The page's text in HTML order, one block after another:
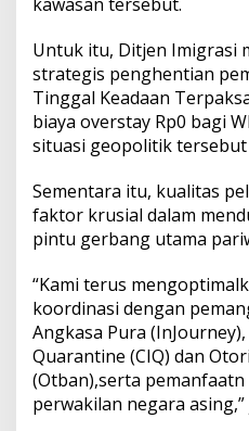
g
a
P
e
r
b
i
k
a
n
a
y
o
u
t
d
a
Untuk itu, Ditjen Imigrasi
strategis penghentian
Tinggal Keadaan
biaya overstay Rp0 bagi
situasi geopolitik tersebut
Sementara itu, kualitas
faktor krusial dalam
pintu gerbang utama
“Kami terus
koordinasi dengan
Angkasa Pura
Quarantine (CIQ) dan
(Otban),serta
perwakilan negara asing,”